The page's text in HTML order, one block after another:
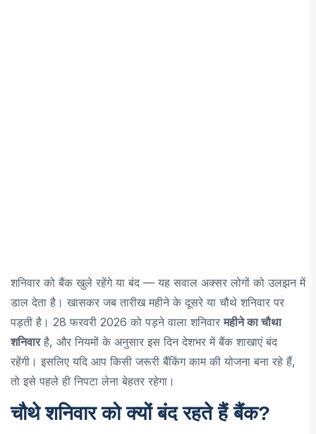
शनिवार को बैंक खुले रहेंगे या बंद — यह सवाल अक्सर लोगों को उलझन में
डाल देता है। खासकर जब तारीख महीने के दूसरे या चौथे शनिवार पर
पड़ती है। 28 फरवरी 2026 को पड़ने वाला शनिवारमहीने का चौथा
शनिवारहै, और नियमों के अनुसार इस दिन देशभर में बैंक शाखाएं बंद
रहेंगी। इसलिए यदि आप किसी जरूरी बैंकिंग काम की योजना बना रहे हैं,
तो इसे पहले ही निपटा लेना बेहतर रहेगा।
चौथे शनिवार को क्यों बंद रहते हैं बैंक?